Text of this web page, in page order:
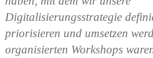
Digitalisierungsstrategie
priorisieren und umsetzen
organisierten Workshops